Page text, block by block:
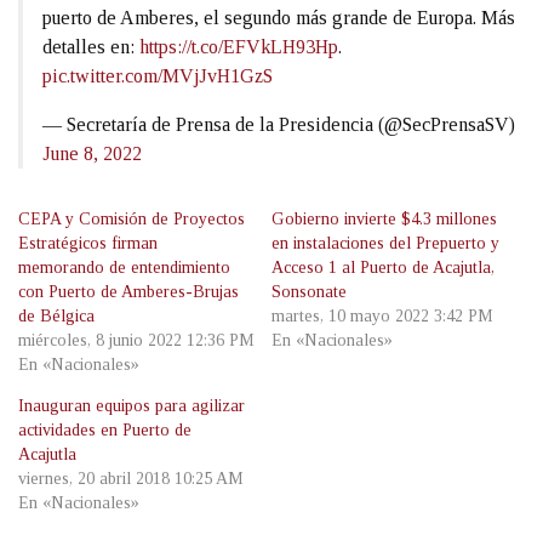
puerto de Amberes, el segundo más grande de Europa. Más
detalles en: https://t.co/EFVkLH93Hp.
pic.twitter.com/MVjJvH1GzS
— Secretaría de Prensa de la Presidencia (@SecPrensaSV)
June 8, 2022
CEPA y Comisión de Proyectos
Estratégicos firman
memorando de entendimiento
con Puerto de Amberes-Brujas
de Bélgica
miércoles, 8 junio 2022 12:36 PM
En «Nacionales»
Gobierno invierte $4.3 millones
en instalaciones del Prepuerto y
Acceso 1 al Puerto de Acajutla,
Sonsonate
martes, 10 mayo 2022 3:42 PM
En «Nacionales»
Inauguran equipos para agilizar
actividades en Puerto de
Acajutla
viernes, 20 abril 2018 10:25 AM
En «Nacionales»